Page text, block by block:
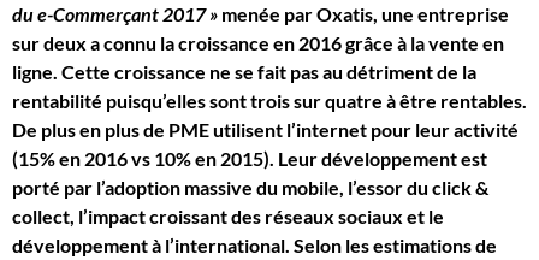
du e-Commerçant 2017 » menée par Oxatis, une entreprise
sur deux a connu la croissance en 2016 grâce à la vente en
ligne. Cette croissance ne se fait pas au détriment de la
rentabilité puisqu’elles sont trois sur quatre à être rentables.
De plus en plus de PME utilisent l’internet pour leur activité
(15% en 2016 vs 10% en 2015). Leur développement est
porté par l’adoption massive du mobile, l’essor du click &
collect, l’impact croissant des réseaux sociaux et le
développement à l’international. Selon les estimations de